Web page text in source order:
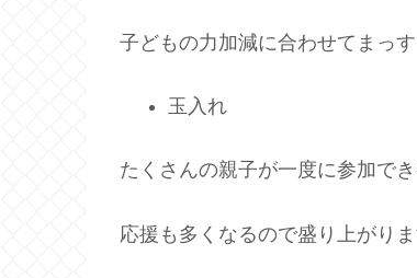
子どもの力加減に合わせてまっ
玉入れ
たくさんの親子が一度に参加で
応援も多くなるので盛り上がりま